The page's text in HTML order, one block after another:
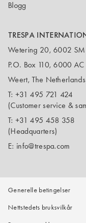
Blogg
TRESPA
Wetering 20, 6002 SM
P.O. Box 110, 6000 AC
Weert, The Netherlands
T: +31 495 721 424
(Customer service &
T: +31 495 458 358
(Headquarters)
E: info@trespa.com
Generelle betingelser
Nettstedets bruksvilkår